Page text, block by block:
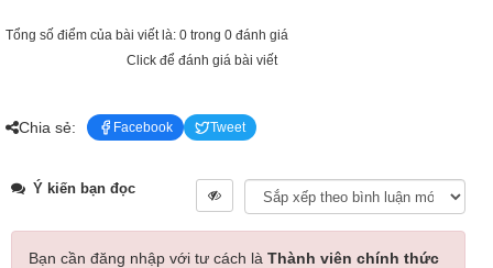
Tổng số điểm của bài viết là: 0 trong 0 đánh giá
Click để đánh giá bài viết
Chia sẻ: Facebook Tweet
Ý kiến bạn đọc
Bạn cần đăng nhập với tư cách là Thành viên chính thức